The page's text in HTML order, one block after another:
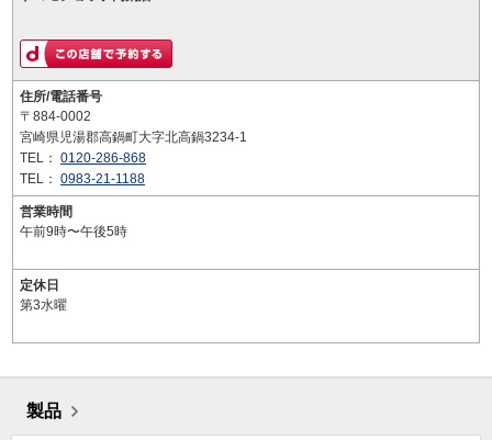
住所/電話番号
〒884-0002
宮崎県児湯郡高鍋町大字北高鍋3234-1
TEL： 0120-286-868
TEL： 0983-21-1188
営業時間
午前9時〜午後5時
定休日
第3水曜
製品